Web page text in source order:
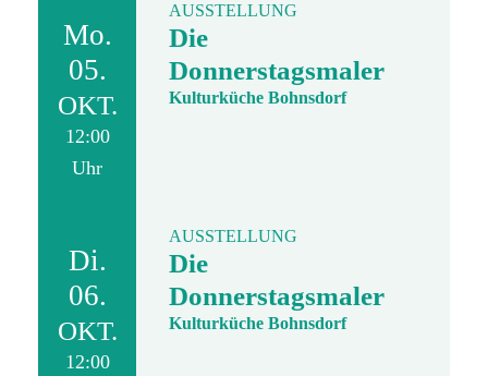
Mo.
05.
OKT.
12:00
Uhr
AUSSTELLUNG
Die
Donnerstagsmaler
Kulturküche Bohnsdorf
Di.
06.
OKT.
12:00
AUSSTELLUNG
Die
Donnerstagsmaler
Kulturküche Bohnsdorf